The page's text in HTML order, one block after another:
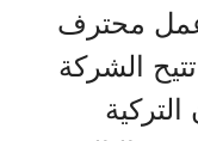
محترف
الشركة